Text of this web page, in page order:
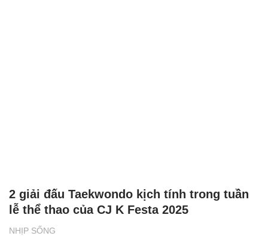
NHỊP SỐNG
2 giải đấu Taekwondo kịch tính trong tuần
lễ thể thao của CJ K Festa 2025